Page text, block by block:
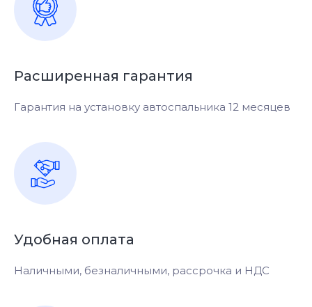
Расширенная гарантия
Гарантия на установку автоспальника 12 месяцев
Удобная оплата
Наличными, безналичными, рассрочка и НДС